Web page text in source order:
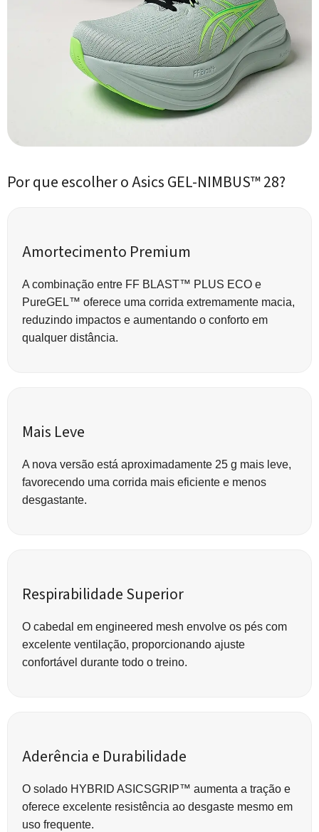
Por que escolher o Asics GEL-NIMBUS™ 28?
Amortecimento Premium
A combinação entre FF BLAST™ PLUS ECO e
PureGEL™ oferece uma corrida extremamente macia,
reduzindo impactos e aumentando o conforto em
qualquer distância.
Mais Leve
A nova versão está aproximadamente 25 g mais leve,
favorecendo uma corrida mais eficiente e menos
desgastante.
Respirabilidade Superior
O cabedal em engineered mesh envolve os pés com
excelente ventilação, proporcionando ajuste
confortável durante todo o treino.
Aderência e Durabilidade
O solado HYBRID ASICSGRIP™ aumenta a tração e
oferece excelente resistência ao desgaste mesmo em
uso frequente.